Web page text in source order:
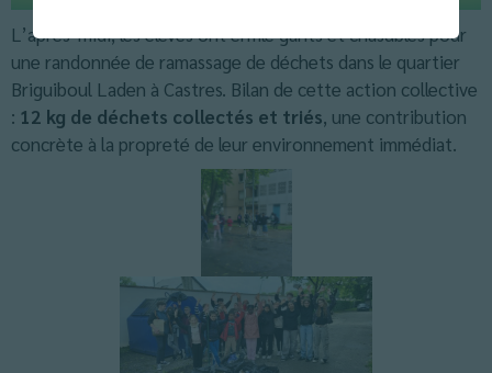
L’après-midi, les élèves ont enfilé gants et chasubles pour
une randonnée de ramassage de déchets dans le quartier
Briguiboul Laden à Castres. Bilan de cette action collective
: 12 kg de déchets collectés et triés, une contribution
concrète à la propreté de leur environnement immédiat.